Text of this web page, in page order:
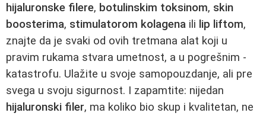
hijaluronske filere, botulinskim toksinom, skin
boosterima, stimulatorom kolagena ili lip liftom,
znajte da je svaki od ovih tretmana alat koji u
pravim rukama stvara umetnost, a u pogrešnim -
katastrofu. Ulažite u svoje samopouzdanje, ali pre
svega u svoju sigurnost. I zapamtite: nijedan
hijaluronski filer, ma koliko bio skup i kvalitetan, ne